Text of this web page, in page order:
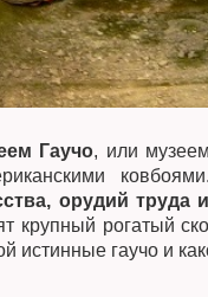
Гаучо, или
орудий труда
крупный рогатый
истинные гаучо и